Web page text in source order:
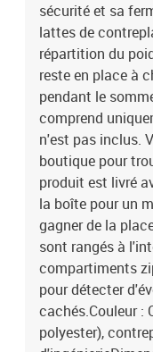
sécurité et sa
lattes de
répartition du
reste en place à
pendant le
comprend
n'est pas inclus.
boutique pour
produit est livré
la boîte pour un
gagner de la
sont rangés à
compartiments
pour détecter
cachés.Couleur :
polyester),